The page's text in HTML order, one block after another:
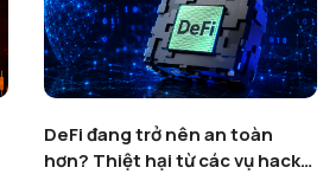
DeFi đang trở nên an toàn
hơn? Thiệt hại từ các vụ hack